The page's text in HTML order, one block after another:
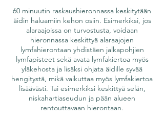
60 minuutin raskaushieronnassa keskitytään
äidin haluamiin kehon osiin. Esimerkiksi, jos
alaraajoissa on turvostusta, voidaan
hieronnassa keskittyä alaraajojen
lymfahierontaan yhdistäen jalkapohjien
lymfapisteet sekä avata lymfakiertoa myös
yläkehosta ja lisäksi ohjata äidille syvää
hengitystä, mikä vaikuttaa myös lymfakiertoa
lisäävästi. Tai esimerkiksi keskittyä selän,
niskahartiaseudun ja pään alueen
rentouttavaan hierontaan.